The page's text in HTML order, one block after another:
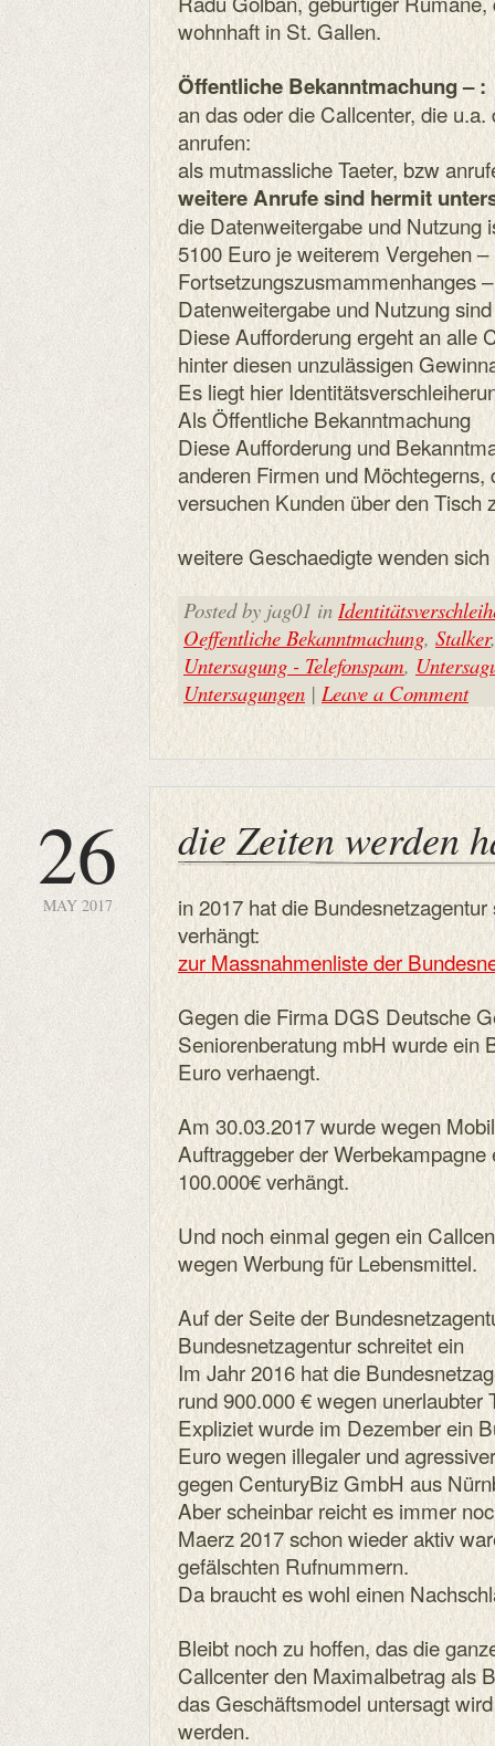
wohnhaft in St. Gallen.
Öffentliche Bekanntmachung – :
an das oder die Callcenter, die
anrufen:
als mutmassliche Taeter, bzw
weitere Anrufe sind hermit
die Datenweitergabe und Nutzung
5100 Euro je weiterem Vergehen
Fortsetzungszusmammenhanges
Datenweitergabe und Nutzung
Diese Aufforderung ergeht an alle
hinter diesen unzulässigen
Es liegt hier
Als Öffentliche Bekanntmachung
Diese Aufforderung und
anderen Firmen und
versuchen Kunden über den Tisch
weitere Geschaedigte wenden
Posted by jag01 in
Oeffentliche Bekanntmachung, Stalker
Untersagung - Telefonspam,
Untersagungen | Leave a Comment
26
MAY 2017
die Zeiten werden
in 2017 hat die
verhängt:
zur Massnahmenliste der
Gegen die Firma DGS Deutsche
Seniorenberatung mbH wurde ein
Euro verhaengt.
Am 30.03.2017 wurde wegen
Auftraggeber der
100.000€ verhängt.
Und noch einmal gegen ein
wegen Werbung für Lebensmittel.
Auf der Seite der
Bundesnetzagentur schreitet ein
Im Jahr 2016 hat die
rund 900.000 € wegen unerlaubter
Expliziet wurde im Dezember ein
Euro wegen illegaler und
gegen CenturyBiz GmbH aus
Aber scheinbar reicht es immer
Maerz 2017 schon wieder aktiv
gefälschten Rufnummern.
Da braucht es wohl einen
Bleibt noch zu hoffen, das die
Callcenter den Maximalbetrag als
das Geschäftsmodel untersagt
werden.